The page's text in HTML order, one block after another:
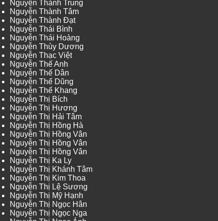
Nguyễn Thành Trung
Nguyễn Thành Tâm
Nguyễn Thành Đạt
Nguyễn Thái Bình
Nguyễn Thái Hoàng
Nguyễn Thùy Dương
Nguyễn Thạc Việt
Nguyễn Thế Anh
Nguyễn Thế Dân
Nguyễn Thế Dũng
Nguyễn Thế Khang
Nguyễn Thị Bích
Nguyễn Thị Hương
Nguyễn Thị Hải Tâm
Nguyễn Thị Hồng Hà
Nguyễn Thị Hồng Vân
Nguyễn Thị Hồng Vân
Nguyễn Thị Hồng Vân
Nguyễn Thị Ka Ly
Nguyễn Thị Khánh Tâm
Nguyễn Thị Kim Thoa
Nguyễn Thị Lệ Sương
Nguyễn Thị Mỹ Hạnh
Nguyễn Thị Ngọc Hân
Nguyễn Thị Ngọc Nga